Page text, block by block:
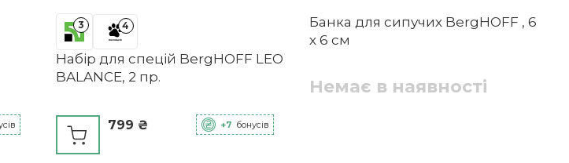
3 4
Набір для спецій BergHOFF LEO
BALANCE, 2 пр.
799 ₴ +7 бонусів
Банка для сипучих BergHOFF , 6
х 6 см
Немає в наявності